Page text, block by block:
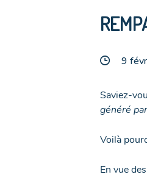
9
Saviez-
généré
Voilà
En vue